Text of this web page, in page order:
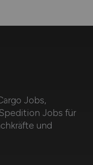
Jobs,
Jobs für
und